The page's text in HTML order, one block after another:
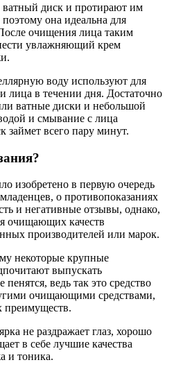
ватный диск и протирают им
она идеальна для
очищения лица таким
увлажняющий крем
воду используют для
лица в течении дня. Достаточно
ватные диски и небольшой
и смывание с лица
займет всего пару минут.
изобретено в первую очередь
о противопоказаниях
и негативные отзывы, однако,
очищающих качеств
производителей или марок.
некоторые крупные
выпускать
ведь так это средство
очищающими средствами,
преимуществ.
не раздражает глаз, хорошо
в себе лучшие качества
и тоника.